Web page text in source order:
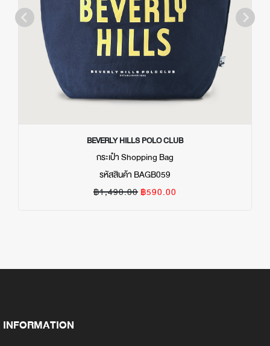
BEVERLY HILLS POLO CLUB
กระเป๋า Shopping Bag
รหัสสินค้า BAGB059
฿1,490.00 ฿590.00
INFORMATION